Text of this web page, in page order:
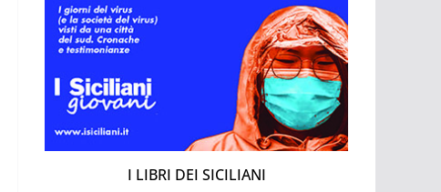
I LIBRI DEI SICILIANI